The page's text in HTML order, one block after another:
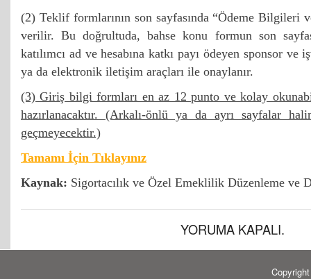
(2) Teklif formlarının son sayfasında “Ödeme Bilgileri
verilir. Bu doğrultuda, bahse konu formun son
katılımcı ad ve hesabına katkı payı ödeyen sponsor ve
ya da elektronik iletişim araçları ile onaylanır.
(3) Giriş bilgi formları en az 12 punto ve kolay
hazırlanacaktır. (Arkalı-önlü ya da ayrı sayfalar
geçmeyecektir.)
Tamamı İçin Tıklayınız
Kaynak: Sigortacılık ve Özel Emeklilik Düzenleme ve
YORUMA KAPALI.